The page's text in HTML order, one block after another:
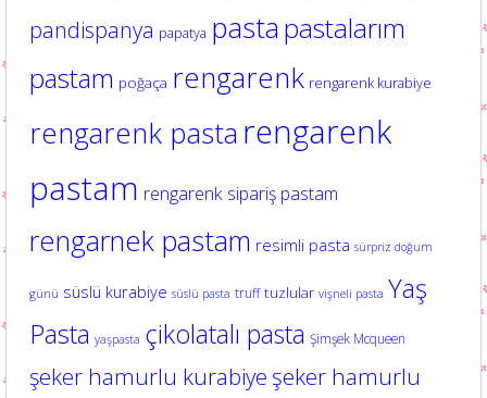
pandispanya papatya pasta pastalarım
pastam poğaça rengarenk rengarenk kurabiye
rengarenk pasta rengarenk
pastam rengarenk sipariş pastam
rengarnek pastam resimli pasta sürpriz doğum
günü süslü kurabiye süslü pasta truff tuzlular vişneli pasta Yaş
Pasta yaşpasta çikolatalı pasta Şimşek Mcqueen
şeker hamurlu kurabiye şeker hamurlu